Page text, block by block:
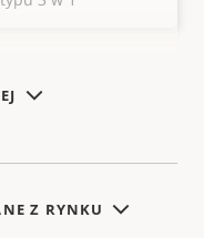
Z RYNKU